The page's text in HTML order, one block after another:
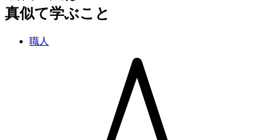
真似て学ぶこと
職人